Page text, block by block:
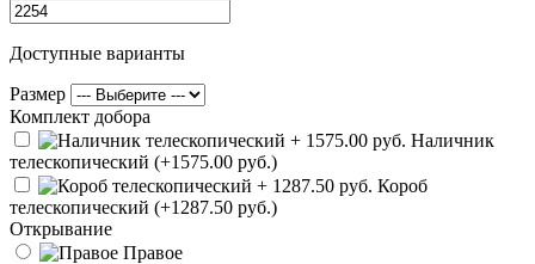
Доступные варианты
Размер
Комплект добора
Наличник
телескопический (+1575.00 руб.)
Короб
телескопический (+1287.50 руб.)
Открывание
Правое